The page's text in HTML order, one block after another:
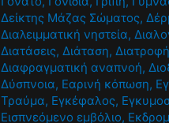
Δείκτης Μάζας Σώματος,
Διαλειμματική νηστεία,
Διατάσεις, Διάταση, Διατροφή
Διαφραγματική αναπνοή,
Δύσπνοια, Εαρινή κόπωση,
Τραύμα, Εγκέφαλος,
Εισπνεόμενο εμβόλιο,